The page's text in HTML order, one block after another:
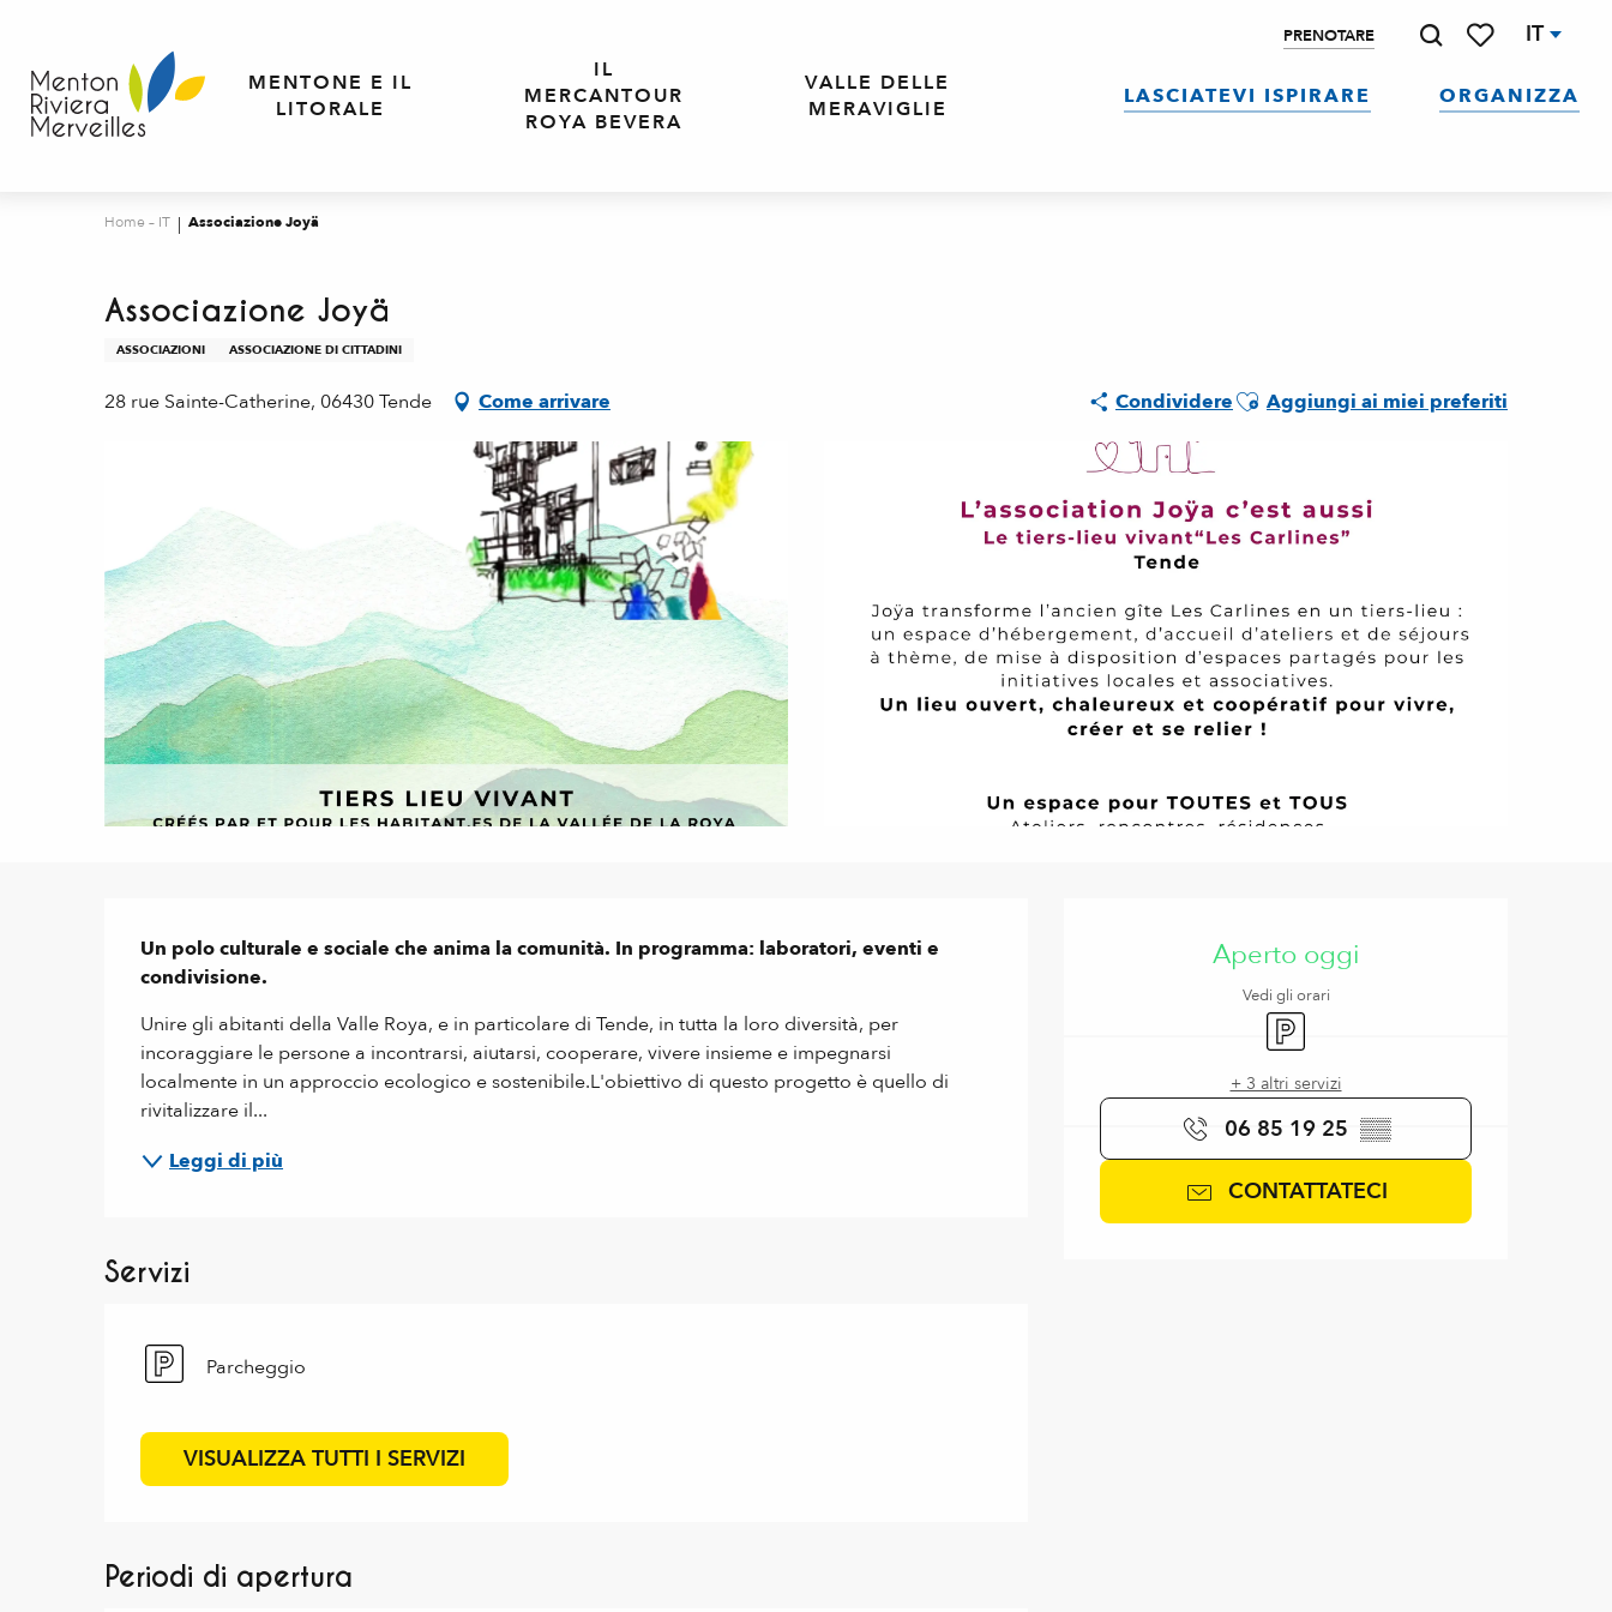
contenu
principal
PRENOTARE IT
MENTONE E IL
LITORALE
IL
MERCANTOUR
ROYA BEVERA
VALLE DELLE
MERAVIGLIE
LASCIATEVI ISPIRARE ORGANIZZA
Home – IT Associazione Joyä
Associazione Joyä
ASSOCIAZIONI ASSOCIAZIONE DI CITTADINI
28 rue Sainte-Catherine, 06430 Tende Come arrivare CondividereAjouter aux favoris
Aggiungi ai miei preferiti
Aperto oggi
Vedi gli orari
Parcheggio
+ 3 altri servizi
06 85 19 25 ▒▒
CONTATTATECI
Descrizione
Un polo culturale e sociale che anima la comunità. In programma: laboratori, eventi e
condivisione.
Unire gli abitanti della Valle Roya, e in particolare di Tende, in tutta la loro diversità, per
incoraggiare le persone a incontrarsi, aiutarsi, cooperare, vivere insieme e impegnarsi
localmente in un approccio ecologico e sostenibile.L'obiettivo di questo progetto è quello di
rivitalizzare il...
Leggi di più
Servizi
Parcheggio
VISUALIZZA TUTTI I SERVIZI
Periodi di apertura